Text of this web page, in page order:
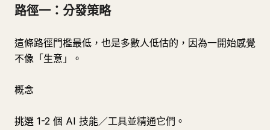
路徑一：分發策略
這條路徑門檻最低，也是多數人低估的，因為一開始感覺
不像「生意」。
概念
挑選 1-2 個 AI 技能／工具並精通它們。